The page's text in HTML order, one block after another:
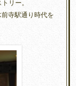
リー。
寺駅通り時代を